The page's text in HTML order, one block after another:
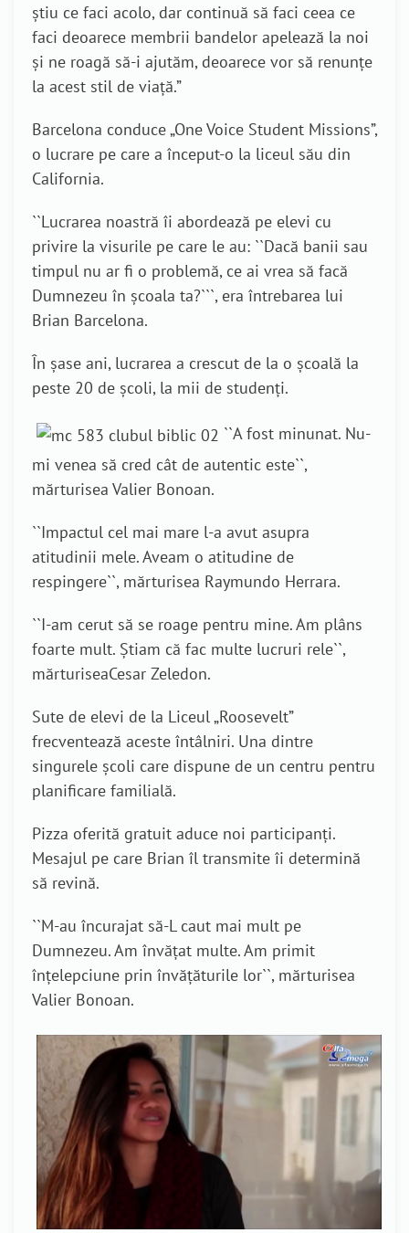
știu ce faci acolo, dar continuă să faci ceea ce
faci deoarece membrii bandelor apelează la noi
și ne roagă să-i ajutăm, deoarece vor să renunțe
la acest stil de viață.”
Barcelona conduce „One Voice Student Missions”,
o lucrare pe care a început-o la liceul său din
California.
``Lucrarea noastră îi abordează pe elevi cu
privire la visurile pe care le au: ``Dacă banii sau
timpul nu ar fi o problemă, ce ai vrea să facă
Dumnezeu în școala ta?```, era întrebarea lui
Brian Barcelona.
În șase ani, lucrarea a crescut de la o școală la
peste 20 de școli, la mii de studenți.
``A fost minunat. Nu-
mi venea să cred cât de autentic este``,
mărturisea Valier Bonoan.
``Impactul cel mai mare l-a avut asupra
atitudinii mele. Aveam o atitudine de
respingere``, mărturisea Raymundo Herrara.
``I-am cerut să se roage pentru mine. Am plâns
foarte mult. Știam că fac multe lucruri rele``,
mărturiseaCesar Zeledon.
Sute de elevi de la Liceul „Roosevelt”
frecventează aceste întâlniri. Una dintre
singurele școli care dispune de un centru pentru
planificare familială.
Pizza oferită gratuit aduce noi participanți.
Mesajul pe care Brian îl transmite îi determină
să revină.
``M-au încurajat să-L caut mai mult pe
Dumnezeu. Am învățat multe. Am primit
înțelepciune prin învățăturile lor``, mărturisea
Valier Bonoan.